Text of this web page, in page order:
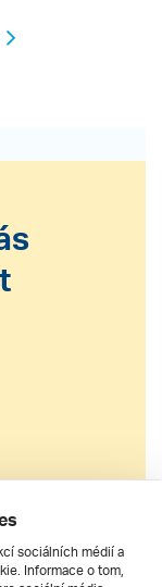
sociálních médií a
Informace o tom,